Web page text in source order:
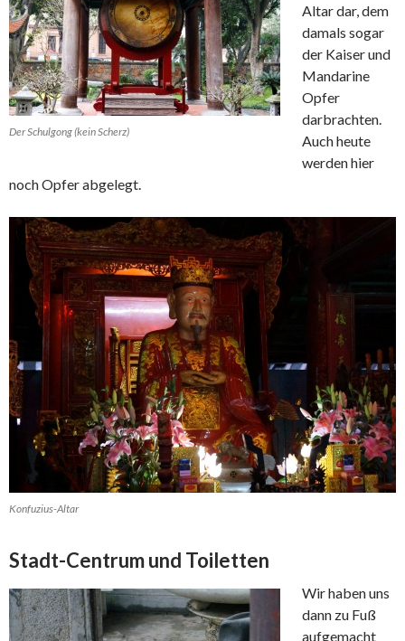
Der Schulgong (kein Scherz)
Altar dar, dem
damals sogar
der Kaiser und
Mandarine
Opfer
darbrachten.
Auch heute
werden hier
noch Opfer abgelegt.
Konfuzius-Altar
Stadt-Centrum und Toiletten
Wir haben uns
dann zu Fuß
aufgemacht